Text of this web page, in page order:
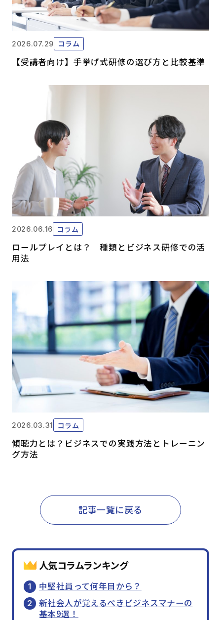
2026.07.29 コラム
【受講者向け】手挙げ式研修の選び方と比較基準
2026.06.16 コラム
ロールプレイとは？ 種類とビジネス研修での活
用法
2026.03.31 コラム
傾聴力とは？ビジネスでの実践方法とトレーニン
グ方法
記事一覧に戻る
人気コラムランキング
中堅社員って何年目から？
新社会人が覚えるべきビジネスマナーの
基本9選！